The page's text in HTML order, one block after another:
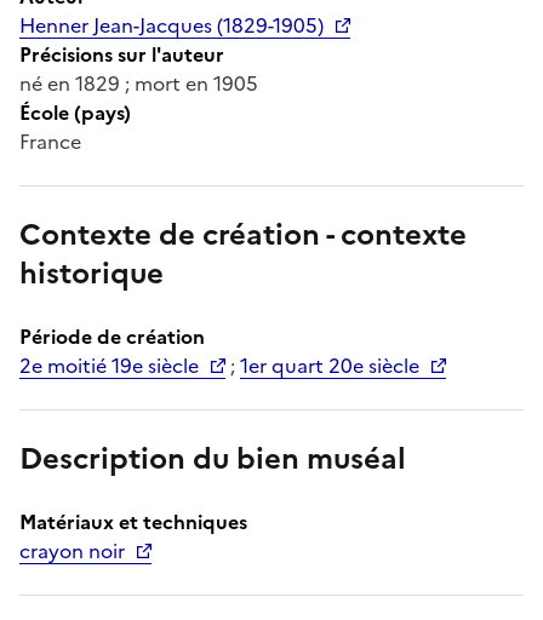
Henner Jean-Jacques (1829-1905)
Précisions sur l'auteur
né en 1829 ; mort en 1905
École (pays)
France
Contexte de création - contexte
historique
Période de création
2e moitié 19e siècle
;1er quart 20e siècle
Description du bien muséal
Matériaux et techniques
crayon noir